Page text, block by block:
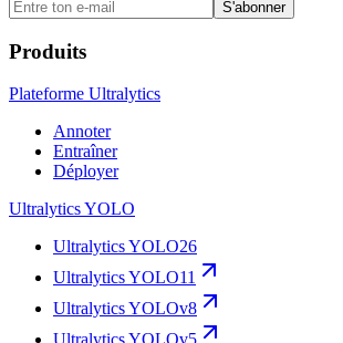
S'abonner
Produits
Plateforme Ultralytics
Annoter
Entraîner
Déployer
Ultralytics YOLO
Ultralytics YOLO26
Ultralytics YOLO11
Ultralytics YOLOv8